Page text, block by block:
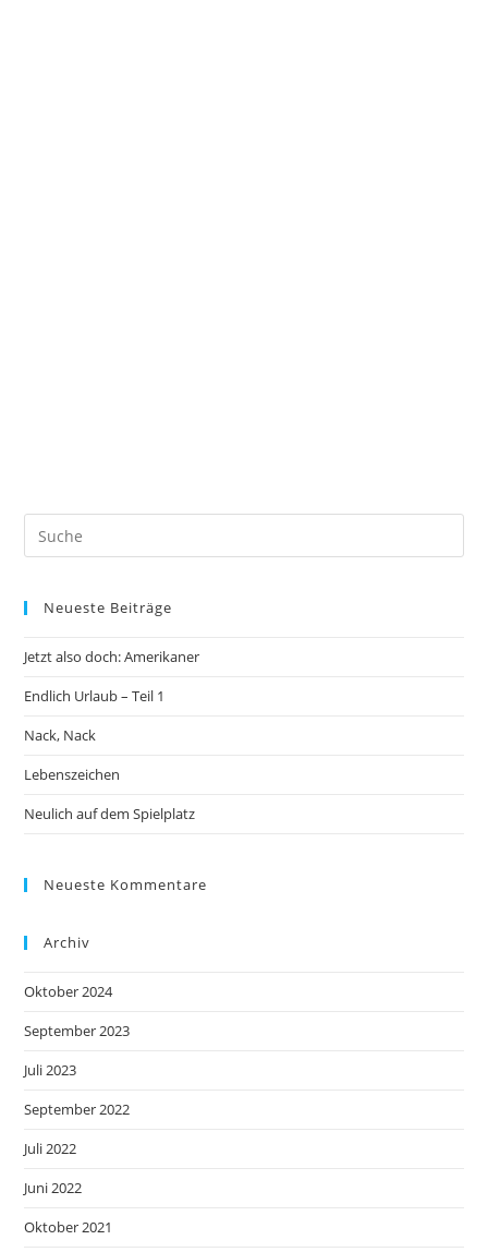
Neueste Beiträge
Jetzt also doch: Amerikaner
Endlich Urlaub – Teil 1
Nack, Nack
Lebenszeichen
Neulich auf dem Spielplatz
Neueste Kommentare
Archiv
Oktober 2024
September 2023
Juli 2023
September 2022
Juli 2022
Juni 2022
Oktober 2021